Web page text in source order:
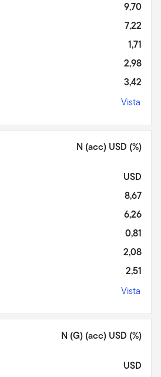
9,70
7,22
1,71
2,98
3,42
Vista
N (acc) USD (%)
USD
8,67
6,26
0,81
2,08
2,51
Vista
N (G) (acc) USD (%)
USD